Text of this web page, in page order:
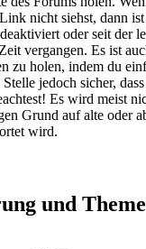
nicht siehst, dann
oder seit der
vergangen. Es ist
zu holen, indem du
jedoch sicher,
Es wird meist
Grund auf alte oder
wird.
und